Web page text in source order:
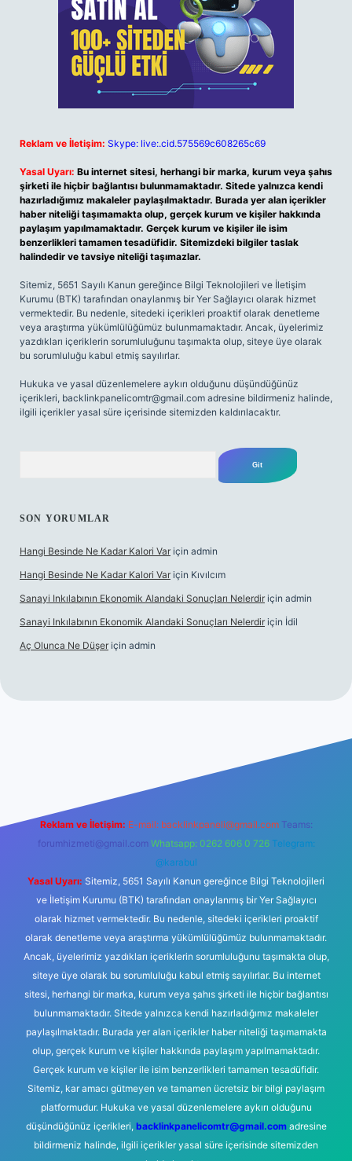
Reklam ve İletişim: Skype: live:.cid.575569c608265c69
Yasal Uyarı: Bu internet sitesi, herhangi bir marka, kurum veya şahıs
şirketi ile hiçbir bağlantısı bulunmamaktadır. Sitede yalnızca kendi
hazırladığımız makaleler paylaşılmaktadır. Burada yer alan içerikler
haber niteliği taşımamakta olup, gerçek kurum ve kişiler hakkında
paylaşım yapılmamaktadır. Gerçek kurum ve kişiler ile isim
benzerlikleri tamamen tesadüfidir. Sitemizdeki bilgiler taslak
halindedir ve tavsiye niteliği taşımazlar.
Sitemiz, 5651 Sayılı Kanun gereğince Bilgi Teknolojileri ve İletişim
Kurumu (BTK) tarafından onaylanmış bir Yer Sağlayıcı olarak hizmet
vermektedir. Bu nedenle, sitedeki içerikleri proaktif olarak denetleme
veya araştırma yükümlülüğümüz bulunmamaktadır. Ancak, üyelerimiz
yazdıkları içeriklerin sorumluluğunu taşımakta olup, siteye üye olarak
bu sorumluluğu kabul etmiş sayılırlar.
Hukuka ve yasal düzenlemelere aykırı olduğunu düşündüğünüz
içerikleri, backlinkpanelicomtr@gmail.com adresine bildirmeniz halinde,
ilgili içerikler yasal süre içerisinde sitemizden kaldırılacaktır.
SON YORUMLAR
Hangi Besinde Ne Kadar Kalori Var için admin
Hangi Besinde Ne Kadar Kalori Var için Kıvılcım
Sanayi Inkılabının Ekonomik Alandaki Sonuçları Nelerdir için admin
Sanayi Inkılabının Ekonomik Alandaki Sonuçları Nelerdir için İdil
Aç Olunca Ne Düşer için admin
Reklam ve İletişim: E-mail: backlinkpaneli@gmail.com Teams:
forumhizmeti@gmail.com Whatsapp: 0262 606 0 726 Telegram:
@karabul
Yasal Uyarı: Sitemiz, 5651 Sayılı Kanun gereğince Bilgi Teknolojileri
ve İletişim Kurumu (BTK) tarafından onaylanmış bir Yer Sağlayıcı
olarak hizmet vermektedir. Bu nedenle, sitedeki içerikleri proaktif
olarak denetleme veya araştırma yükümlülüğümüz bulunmamaktadır.
Ancak, üyelerimiz yazdıkları içeriklerin sorumluluğunu taşımakta olup,
siteye üye olarak bu sorumluluğu kabul etmiş sayılırlar. Bu internet
sitesi, herhangi bir marka, kurum veya şahıs şirketi ile hiçbir bağlantısı
bulunmamaktadır. Sitede yalnızca kendi hazırladığımız makaleler
paylaşılmaktadır. Burada yer alan içerikler haber niteliği taşımamakta
olup, gerçek kurum ve kişiler hakkında paylaşım yapılmamaktadır.
Gerçek kurum ve kişiler ile isim benzerlikleri tamamen tesadüfidir.
Sitemiz, kar amacı gütmeyen ve tamamen ücretsiz bir bilgi paylaşım
platformudur. Hukuka ve yasal düzenlemelere aykırı olduğunu
düşündüğünüz içerikleri, backlinkpanelicomtr@gmail.comadresine
bildirmeniz halinde, ilgili içerikler yasal süre içerisinde sitemizden